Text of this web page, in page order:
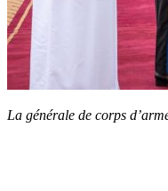
La générale de corps